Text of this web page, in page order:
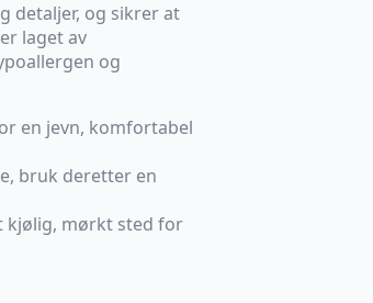
detaljer, og sikrer at
laget av
og
en jevn, komfortabel
bruk deretter en
kjølig, mørkt sted for